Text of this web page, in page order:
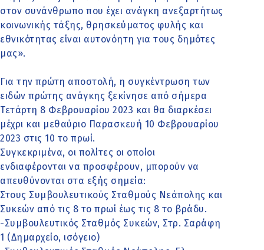
στον συνάνθρωπο που έχει ανάγκη ανεξαρτήτως
κοινωνικής τάξης, θρησκεύματος φυλής και
εθνικότητας είναι αυτονόητη για τους δημότες
μας».
Για την πρώτη αποστολή, η συγκέντρωση των
ειδών πρώτης ανάγκης ξεκίνησε από σήμερα
Τετάρτη 8 Φεβρουαρίου 2023 και θα διαρκέσει
μέχρι και μεθαύριο Παρασκευή 10 Φεβρουαρίου
2023 στις 10 το πρωί.
Συγκεκριμένα, οι πολίτες οι οποίοι
ενδιαφέρονται να προσφέρουν, μπορούν να
απευθύνονται στα εξής σημεία:
Στους Συμβουλευτικούς Σταθμούς Νεάπολης και
Συκεών από τις 8 το πρωί έως τις 8 το βράδυ.
-Συμβουλευτικός Σταθμός Συκεών, Στρ. Σαράφη
1 (Δημαρχείο, ισόγειο)